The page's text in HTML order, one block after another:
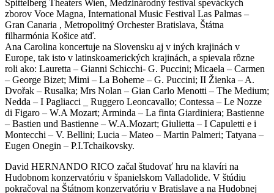
Spittelberg Theaters Wien, Medzinárodný festival speváckych
zborov Voce Magna, International Music Festival Las Palmas –
Gran Canaria , Metropolitný Orchester Bratislava, Štátna
filharmónia Košice atď.
Ana Carolina koncertuje na Slovensku aj v iných krajinách v
Europe, tak isto v latinskoamerických krajinách, a spievala rôzne
roli ako: Lauretta – Gianni Schicchi- G. Puccini; Micaela – Carmen
– George Bizet; Mimi – La Boheme – G. Puccini; II Žienka – A.
Dvořak – Rusalka; Mrs Nolan – Gian Carlo Menotti – The Medium;
Nedda – I Pagliacci _ Ruggero Leoncavallo; Contessa – Le Nozze
di Figaro – W.A Mozart; Arminda – La finta Giardiniera; Bastienne
– Bastien und Bastienne – W.A.Mozart; Giulietta – I Capuletti e i
Montecchi – V. Bellini; Lucia – Mateo – Martin Palmeri; Tatyana –
Eugen Onegin – P.I.Tchaikovsky.
David HERNANDO RICO začal študovať hru na klavíri na
Hudobnom konzervatóriu v španielskom Valladolide. V štúdiu
pokračoval na Štátnom konzervatóriu v Bratislave a na Hudobnej